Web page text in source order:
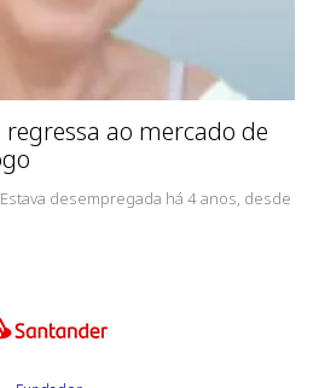
ao mercado de
desempregada há 4 anos, desde